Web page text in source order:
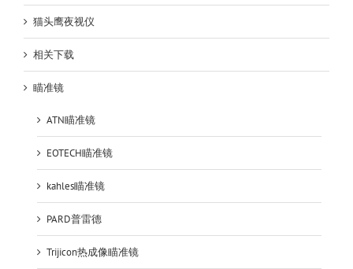
猫头鹰夜视仪
相关下载
瞄准镜
ATN瞄准镜
EOTECH瞄准镜
kahles瞄准镜
PARD普雷德
Trijicon热成像瞄准镜